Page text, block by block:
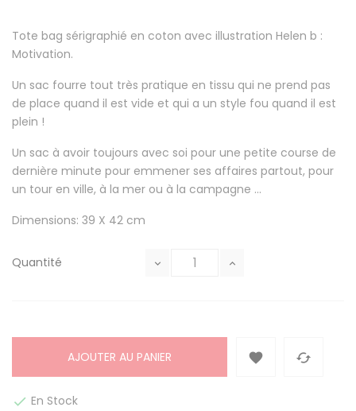
Tote bag sérigraphié en coton avec illustration Helen b :
Motivation.
Un sac fourre tout très pratique en tissu qui ne prend pas
de place quand il est vide et qui a un style fou quand il est
plein !
Un sac à avoir toujours avec soi pour une petite course de
dernière minute pour emmener ses affaires partout, pour
un tour en ville, à la mer ou à la campagne ...
Dimensions: 39 X 42 cm
Quantité
AJOUTER AU PANIER  
 En Stock